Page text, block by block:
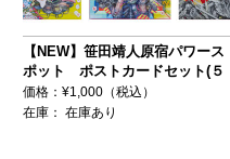
【NEW】笹田靖人原宿パワース
ポット ポストカードセット(５
種1セット）
価格：¥1,000（税込）
在庫： 在庫あり